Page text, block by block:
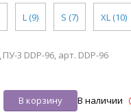
L (9) S (7) XL (10)
3 DDP-96, арт. DDP-96
В корзину В наличии